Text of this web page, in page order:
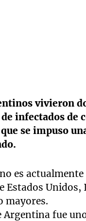
vivieron
infectados de
se impuso
es actualmente
Estados
mayores.
Argentina fue